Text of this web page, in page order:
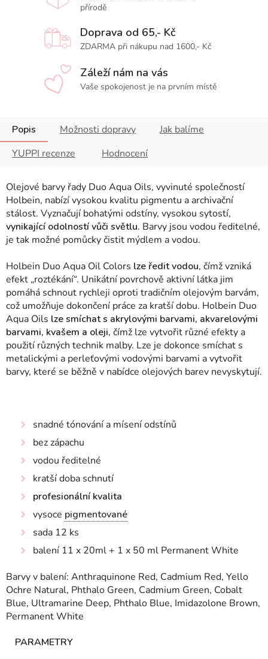
přírodě
Doprava od 65,- Kč
ZDARMA při nákupu nad 1600,- Kč
Záleží nám na vás
Vaše spokojenost je na prvním místě
Popis Možnosti dopravy
Jak balíme
YUPPI recenze
Hodnocení
Olejové barvy řady Duo Aqua Oils, vyvinuté společností
Holbein, nabízí vysokou kvalitu pigmentu a archivační
stálost. Vyznačují bohatými odstíny, vysokou sytostí,
vynikající odolností vůči světlu. Barvy jsou vodou ředitelné,
je tak možné pomůcky čistit mýdlem a vodou.
Holbein Duo Aqua Oil Colors lze ředit vodou, čímž vzniká
efekt „roztékání“. Unikátní povrchově aktivní látka jim
pomáhá schnout rychleji oproti tradičním olejovým barvám,
což umožňuje dokončení práce za kratší dobu. Holbein Duo
Aqua Oils lze smíchat s akrylovými barvami, akvarelovými
barvami, kvašem a oleji, čímž lze vytvořit různé efekty a
použití různých technik malby. Lze je dokonce smíchat s
metalickými a perleťovými vodovými barvami a vytvořit
barvy, které se běžně v nabídce olejových barev nevyskytují.
snadné tónování a mísení odstínů
bez zápachu
vodou ředitelné
kratší doba schnutí
profesionální kvalita
vysoce pigmentované
sada 12 ks
balení 11 x 20ml + 1 x 50 ml Permanent White
Barvy v balení: Anthraquinone Red, Cadmium Red, Yello
Ochre Natural, Phthalo Green, Cadmium Green, Cobalt
Blue, Ultramarine Deep, Phthalo Blue, Imidazolone Brown,
Permanent White